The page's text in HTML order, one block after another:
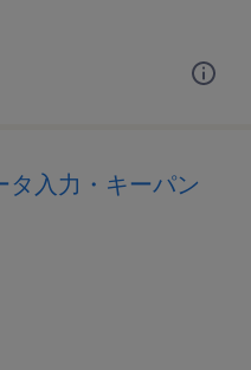
タ入力・キーパン